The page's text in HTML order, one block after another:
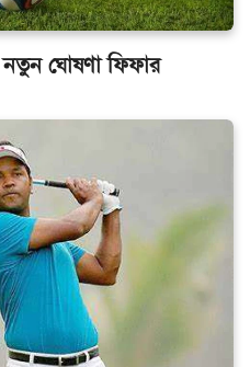
নতুন ঘোষণা ফিফার